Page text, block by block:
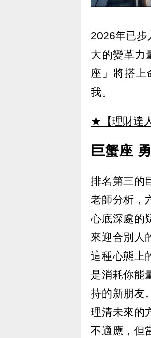
2026年已步
大的變革力
座」將搭上
我。
★【理財達
巨蟹座
排名第三的
老師分析，
心底深處的
來迎合別人
這種心態上
是消耗你能
持的新朋友
理清未來的
不適應，但